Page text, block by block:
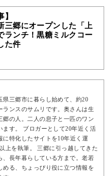
三郷にオープンした「上
ランチ！黒糖ミルクコー
た件
県三郷市に暮らし始めて、約20
ランスのサムリです。奥さんは生
郷の人。二人の息子と一匹のワン
ます。 ブロガーとして20年近く活
に特化したサイトを10年近く運
上を執筆。 三郷に引っ越してきた
、長年暮らしている方まで。老若
める、ちょっぴり役に立つ情報を